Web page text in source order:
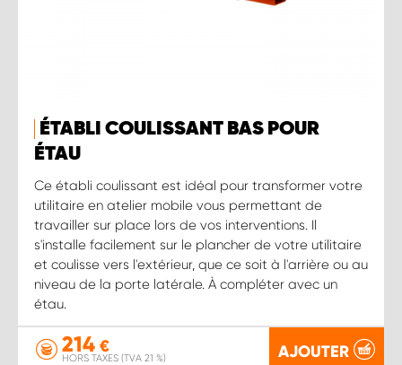
ÉTABLI COULISSANT BAS POUR
ÉTAU
Ce établi coulissant est idéal pour transformer votre
utilitaire en atelier mobile vous permettant de
travailler sur place lors de vos interventions. Il
s'installe facilement sur le plancher de votre utilitaire
et coulisse vers l'extérieur, que ce soit à l'arrière ou au
niveau de la porte latérale. À compléter avec un
étau.
214 €
HORS TAXES (TVA 21 %) AJOUTER